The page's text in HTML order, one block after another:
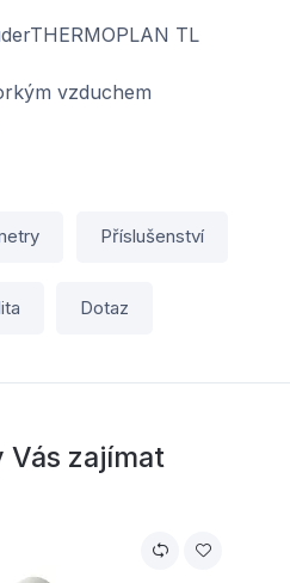
roh (vlnovec) -
TL
vzduchem
Příslušenství
Dotaz
Vás zajímat